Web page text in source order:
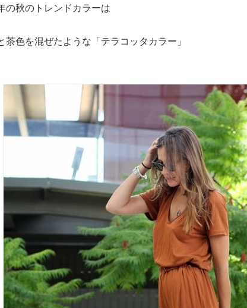
の秋のトレンドカラーは
茶色を混ぜたような「テラコッタカラー」